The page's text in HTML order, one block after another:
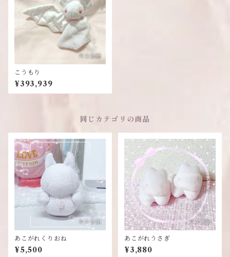
こうもり
¥393,939
同じカテゴリの商品
あこがれくりおね
¥5,500
あこがれうさぎ
¥3,880